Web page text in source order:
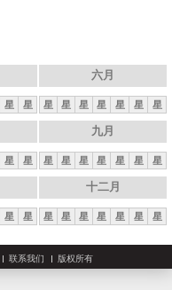
星 星
六月
星 星 星 星 星 星 星
星 星
九月
星 星 星 星 星 星 星
星 星
十二月
星 星 星 星 星 星 星
联系我们 版权所有